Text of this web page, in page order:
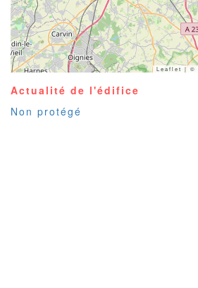
Leaflet | ©
Actualité de l'édifice
Non protégé